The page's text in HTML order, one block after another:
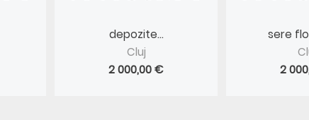
depozite...
Cluj
2 000,00 €
sere
2